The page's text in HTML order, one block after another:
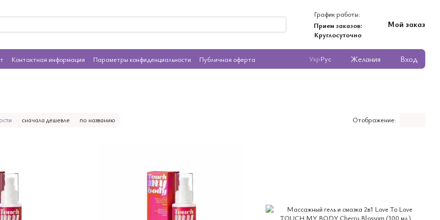
График работы:
Прием заказов:
Круглосуточно
Мой заказ
Контактная информация Параметры конфиденциальности Публичная оферта УкрРус Желания Вход
сначала дешевле по названию Отображение: